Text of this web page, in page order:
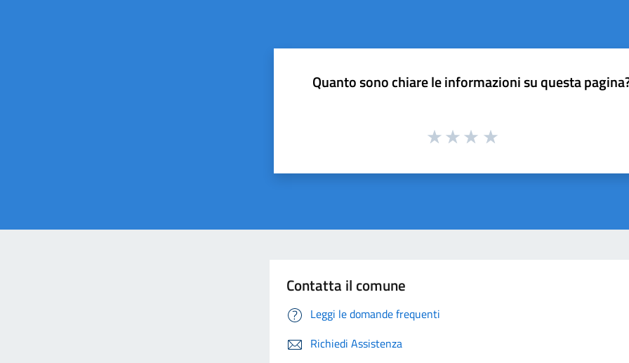
Quanto sono chiare le informazioni su questa
Contatta il comune
Leggi le domande frequenti
Richiedi Assistenza